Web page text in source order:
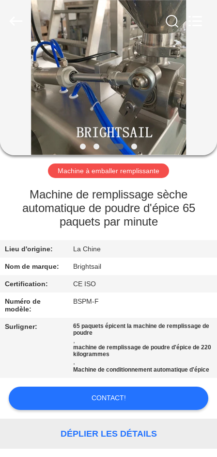
MAISON
PRODUITS
VIDÉOS
AU
SUJET
NOUS
L'USINE
CONTRÔLE
DE
QUALITÉ
CONTACTEZ-
NOUVELLES
Machine à emballer remplissante
Machine de remplissage sèche
automatique de poudre d'épice 65
paquets par minute
Lieu d'origine: La Chine
Nom de marque: Brightsail
Certification: CE ISO
Numéro de
modèle:
BSPM-F
Surligner:
65 paquets épicent la machine de remplissage de
poudre
,
machine de remplissage de poudre d'épice de 220
kilogrammes
,
Machine de conditionnement automatique d'épice
CONTACT!
DÉPLIER LES DÉTAILS